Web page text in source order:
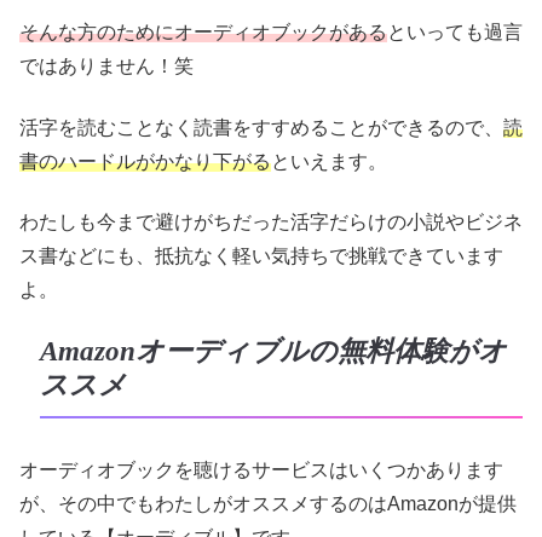
そんな方のためにオーディオブックがあるといっても過言
ではありません！笑
活字を読むことなく読書をすすめることができるので、 読
書のハードルがかなり下がるといえます。
わたしも今まで避けがちだった活字だらけの小説やビジネ
ス書などにも、抵抗なく軽い気持ちで挑戦できています
よ。
Amazonオーディブルの無料体験がオ
ススメ
オーディオブックを聴けるサービスはいくつかあります
が、その中でもわたしがオススメするのはAmazonが提供